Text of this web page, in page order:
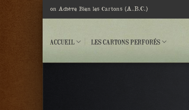
on Achève Bien les Cartons (A.B.C.)
ACCUEIL LES CARTONS PERFORÉS